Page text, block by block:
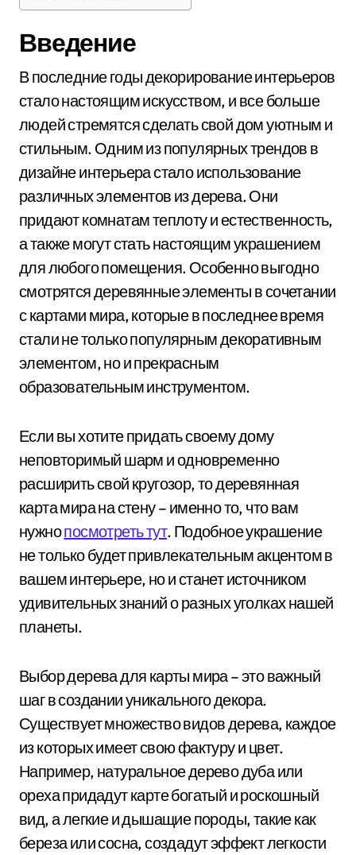
Введение
В последние годы декорирование интерьеров
стало настоящим искусством, и все больше
людей стремятся сделать свой дом уютным и
стильным. Одним из популярных трендов в
дизайне интерьера стало использование
различных элементов из дерева. Они
придают комнатам теплоту и естественность,
а также могут стать настоящим украшением
для любого помещения. Особенно выгодно
смотрятся деревянные элементы в сочетании
с картами мира, которые в последнее время
стали не только популярным декоративным
элементом, но и прекрасным
образовательным инструментом.
Если вы хотите придать своему дому
неповторимый шарм и одновременно
расширить свой кругозор, то деревянная
карта мира на стену – именно то, что вам
нужнопосмотреть тут. Подобное украшение
не только будет привлекательным акцентом в
вашем интерьере, но и станет источником
удивительных знаний о разных уголках нашей
планеты.
Выбор дерева для карты мира – это важный
шаг в создании уникального декора.
Существует множество видов дерева, каждое
из которых имеет свою фактуру и цвет.
Например, натуральное дерево дуба или
ореха придадут карте богатый и роскошный
вид, а легкие и дышащие породы, такие как
береза или сосна, создадут эффект легкости